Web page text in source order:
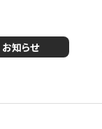
お知らせ